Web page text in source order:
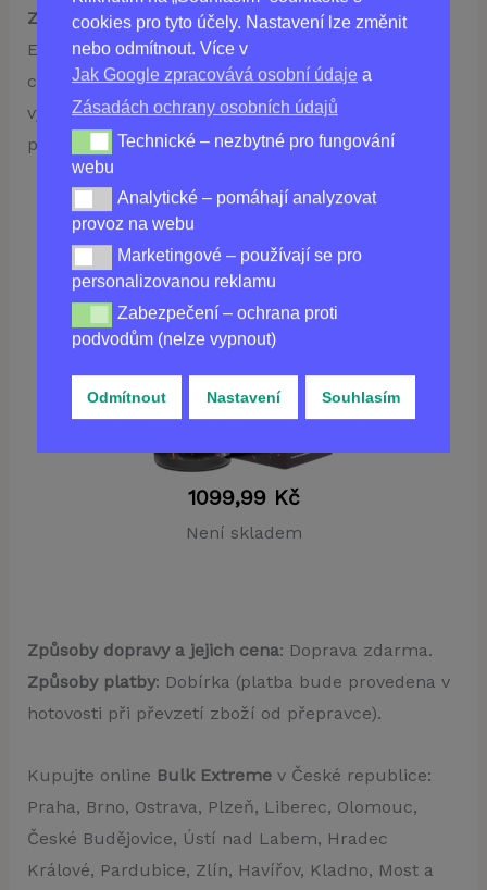
cookies pro tyto účely. Nastavení lze změnit
nebo odmítnout. Více v
Jak Google zpracovává osobní údaje a
Zásadách ochrany osobních údajů
Technické – nezbytné pro fungování webu
Technické – nezbytné pro fungování
webu
Analytické – pomáhají analyzovat provoz na webu
Analytické – pomáhají analyzovat
provoz na webu
Marketingové – používají se pro personalizovanou
Marketingové – používají se pro
personalizovanou reklamu
Zabezpečení – ochrana proti podvodům (nelze
Zabezpečení – ochrana proti
podvodům (nelze vypnout)
Odmítnout Nastavení Souhlasím
Začněte nyní svou cestu k lepšímu já!Bulk
Extreme je tu, aby vám pomohl dosáhnout vašich
cílů a překonat vaše očekávání. Buďte silnější,
vytrvalejší a plní energie. Vaše tělo a mysl vám
poděkují!
KoupitBULK EXTREMEv ČR
1099,99 Kč
Není skladem
Způsoby dopravy a jejich cena: Doprava zdarma.
Způsoby platby: Dobírka (platba bude provedena v
hotovosti při převzetí zboží od přepravce).
Kupujte online Bulk Extremev České republice:
Praha, Brno, Ostrava, Plzeň, Liberec, Olomouc,
České Budějovice, Ústí nad Labem, Hradec
Králové, Pardubice, Zlín, Havířov, Kladno, Most a